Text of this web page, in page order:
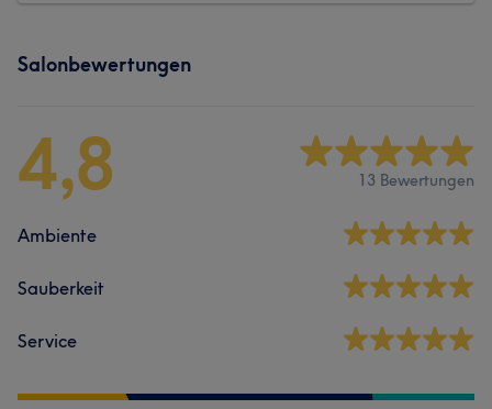
Salonbewertungen
4,8 13 Bewertungen
Ambiente
Sauberkeit
Service